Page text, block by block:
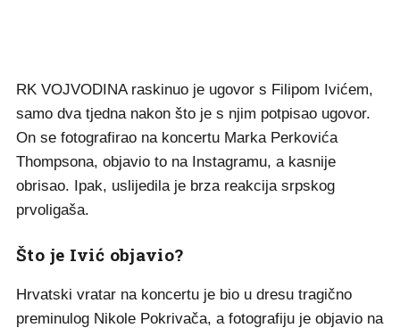
RK VOJVODINA raskinuo je ugovor s Filipom Ivićem,
samo dva tjedna nakon što je s njim potpisao ugovor.
On se fotografirao na koncertu Marka Perkovića
Thompsona, objavio to na Instagramu, a kasnije
obrisao. Ipak, uslijedila je brza reakcija srpskog
prvoligaša.
Što je Ivić objavio?
Hrvatski vratar na koncertu je bio u dresu tragično
preminulog Nikole Pokrivača, a fotografiju je objavio na